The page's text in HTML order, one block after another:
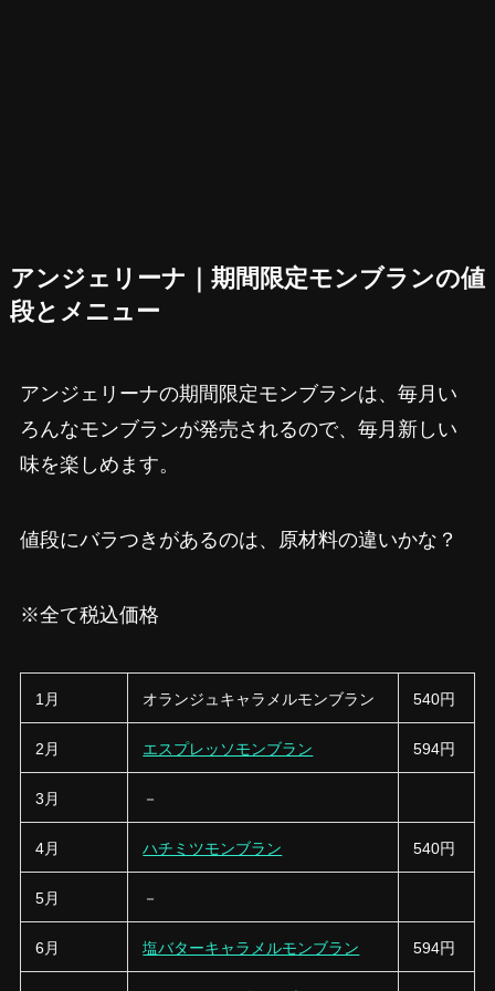
アンジェリーナ｜期間限定モンブランの値
段とメニュー
アンジェリーナの期間限定モンブランは、毎月い
ろんなモンブランが発売されるので、毎月新しい
味を楽しめます。
値段にバラつきがあるのは、原材料の違いかな？
※全て税込価格
1月 オランジュキャラメルモンブラン 540円
2月 エスプレッソモンブラン 594円
3月 －
4月 ハチミツモンブラン 540円
5月 －
6月 塩バターキャラメルモンブラン 594円